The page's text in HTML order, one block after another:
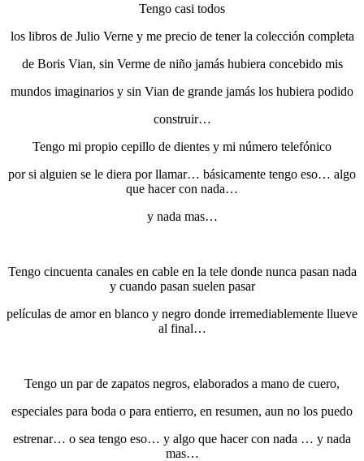
Tengo casi todos
los libros de Julio Verne y me precio de tener la colección completa
de Boris Vian, sin Verme de niño jamás hubiera concebido mis
mundos imaginarios y sin Vian de grande jamás los hubiera podido
construir…
Tengo mi propio cepillo de dientes y mi número telefónico
por si alguien se le diera por llamar… básicamente tengo eso… algo
que hacer con nada…
y nada mas…
Tengo cincuenta canales en cable en la tele donde nunca pasan nada
y cuando pasan suelen pasar
películas de amor en blanco y negro donde irremediablemente llueve
al final…
Tengo un par de zapatos negros, elaborados a mano de cuero,
especiales para boda o para entierro, en resumen, aun no los puedo
estrenar… o sea tengo eso… y algo que hacer con nada … y nada
mas…